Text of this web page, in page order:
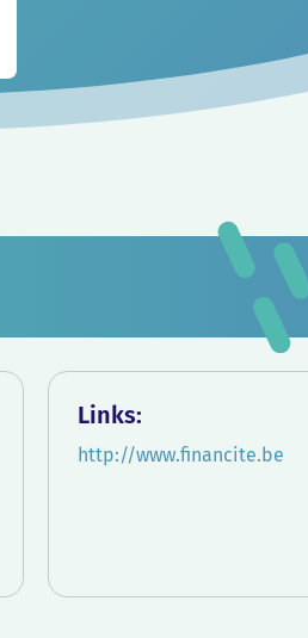
Links:
http://www.financite.be